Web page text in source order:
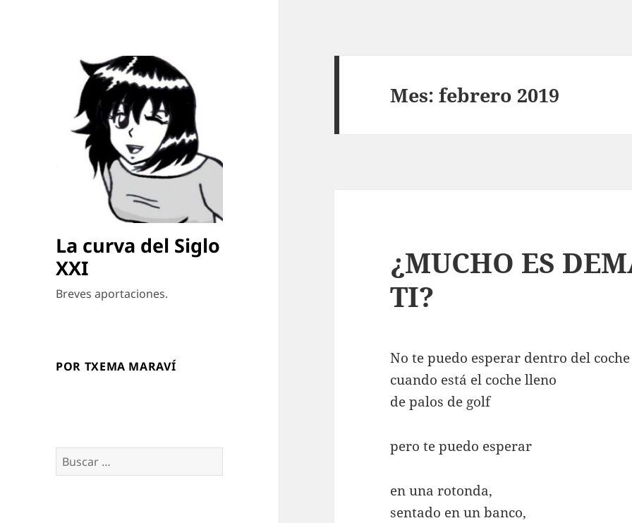
La curva del Siglo
XXI
Breves aportaciones.
POR TXEMA MARAVÍ
Buscar:
Mes:febrero 2019
¿MUCHO ES
TI?
No te puedo esperar dentro del coche
cuando está el coche lleno
de palos de golf
pero te puedo esperar
en una rotonda,
sentado en un banco,